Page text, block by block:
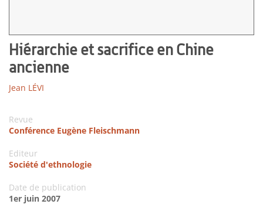
Hiérarchie et sacrifice en Chine
ancienne
Jean LÉVI
Revue
Conférence Eugène Fleischmann
Editeur
Société d'ethnologie
Date de publication
1er juin 2007